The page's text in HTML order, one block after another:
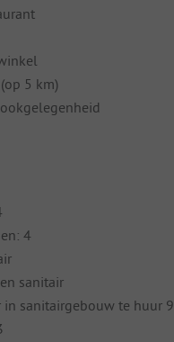
5 km)
4
sanitair
in sanitairgebouw te huur 9